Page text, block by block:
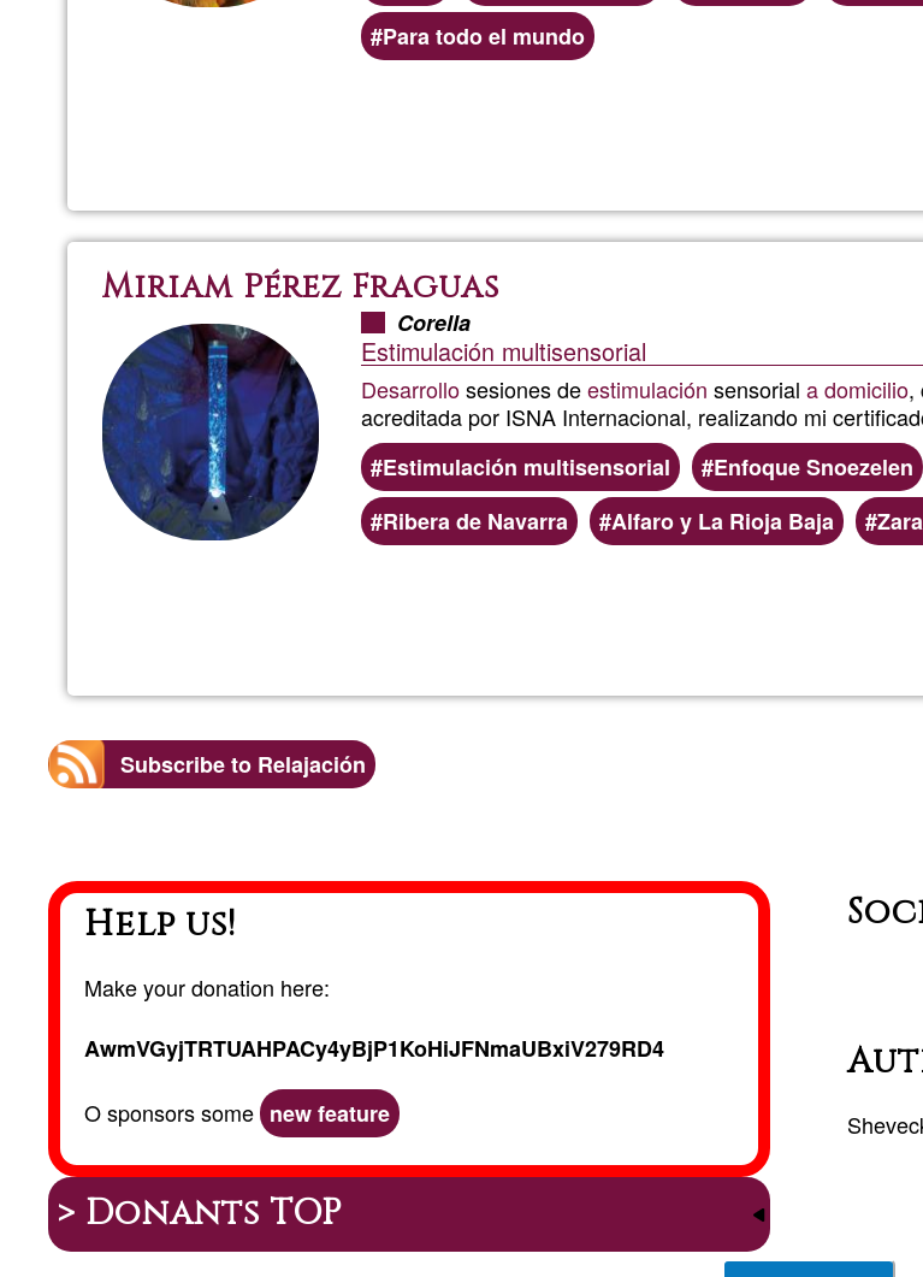
Preferred
(geographic)
Para todo el mundo
Miriam Pérez Fraguas
Corella
Estimulación multisensorial
Desarrollosesiones deestimulación sensorial a domicilio,
acreditada por ISNA Internacional, realizando mi
Estimulación multisensorial
Enfoque Snoezelen
Ribera de Navarra
Alfaro y La Rioja Baja
Subscribe to Relajación
Help us!
Make your donation here:
AwmVGyjTRTUAHPACy4yBjP1KoHiJFNmaUBxiV279RD4
O sponsors some new feature
> Donants TOP